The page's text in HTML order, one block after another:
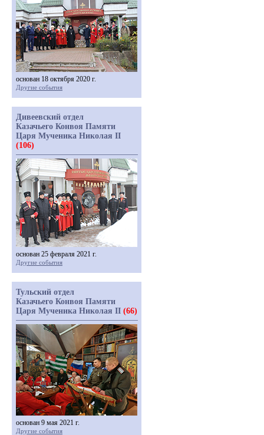
основан 18 октября 2020 г.
Другие события
Дивеевский отдел
Казачьего Конвоя Памяти
Царя Мученика Николая II
(106)
основан 25 февраля 2021 г.
Другие события
Тульский отдел
Казачьего Конвоя Памяти
Царя Мученика Николая II (66)
основан 9 мая 2021 г.
Другие события